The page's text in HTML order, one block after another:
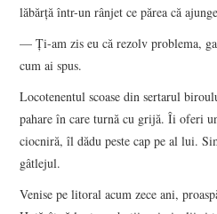
lăbărță într-un rânjet ce părea că
— Ți-am zis eu că rezolv problema,
cum ai spus.
Locotenentul scoase din sertarul
pahare în care turnă cu grijă. Îi oferi
ciocniră, îl dădu peste cap pe al lui.
gâtlejul.
Venise pe litoral acum zece ani,